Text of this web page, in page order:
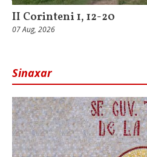
II Corinteni 1, 12-20
07 Aug, 2026
Sinaxar